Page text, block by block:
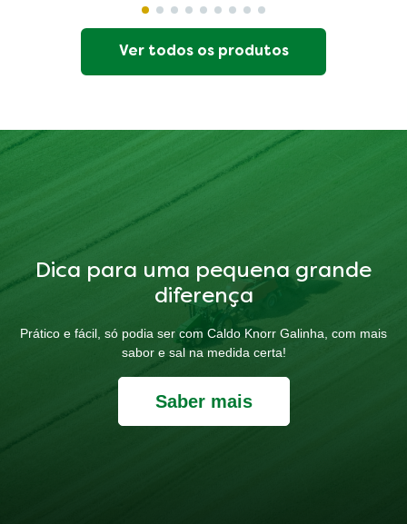
Ver todos os produtos
Dica para uma pequena grande
diferença
Prático e fácil, só podia ser com Caldo Knorr Galinha, com mais
sabor e sal na medida certa!
Saber mais